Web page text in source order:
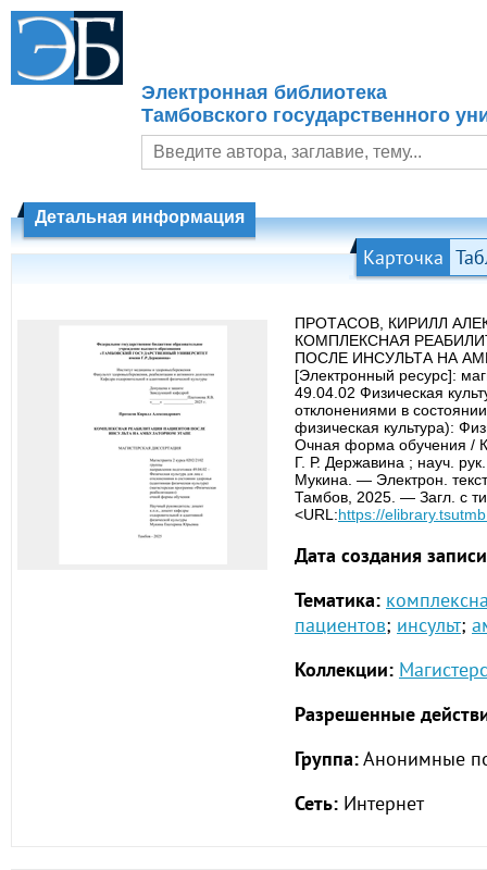
Электронная библиотека
Тамбовского государственного
Детальная информация
Карточка
ПРОТАСОВ, КИРИЛЛ
КОМПЛЕКСНАЯ
ПОСЛЕ ИНСУЛЬТА НА
[Электронный ресурс]:
49.04.02 Физическая
отклонениями в
физическая культура):
Очная форма обучения
Г. Р. Державина ; науч.
Мукина. — Электрон.
Тамбов, 2025. — Загл. с
<URL:https://
Дата создания
Тематика:
пациентов; инсульт;
Коллекции:
Разрешенные
Группа:Анонимные
Сеть: Интернет